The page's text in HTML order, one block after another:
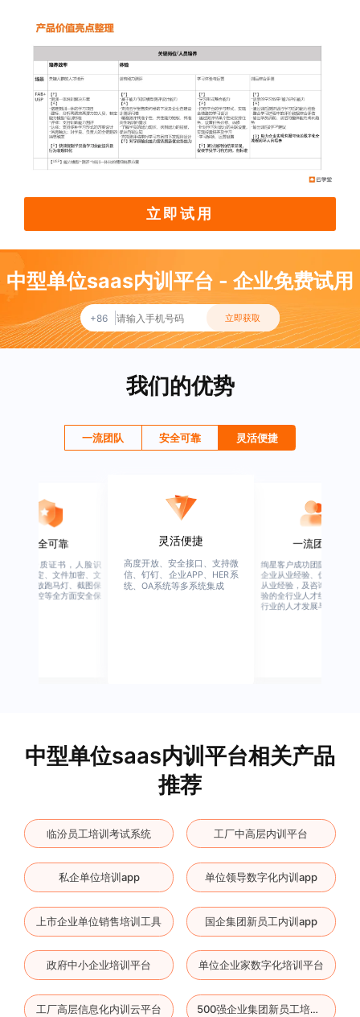
立即试用
中型单位saas内训平台 - 企业免费试用
+86 立即获取
我们的优势
一流团队 安全可靠 灵活便捷
安全可靠
业权威资质证书，人脸识
、设备绑定、文件加密、文
水印、播放跑马灯、截图保
、权限管控等全方面安全保
灵活便捷
高度开放、安全接口、支持微
信、钉钉、企业APP、HER系
统、OA系统等多系统集成
一流团队
绚星客户成功团队，由有多
企业从业经验、优秀培训机
从业经验，及咨询公司从业
验的全行业人才组成，涉猎
行业的人才发展与培养模块
中型单位saas内训平台相关产品
推荐
临汾员工培训考试系统 工厂中高层内训平台
私企单位培训app 单位领导数字化内训app
上市企业单位销售培训工具 国企集团新员工内训app
政府中小企业培训平台 单位企业家数字化培训平台
工厂高层信息化内训云平台 500强企业集团新员工培训系统